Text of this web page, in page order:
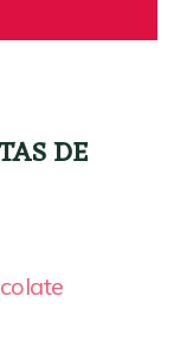
DE